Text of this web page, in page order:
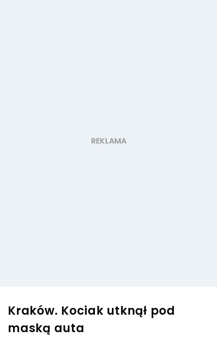
Kraków. Kociak utknął pod
maską auta